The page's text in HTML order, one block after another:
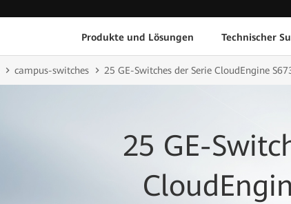
Produkte und Lösungen Technischer
campus-switches 25 GE-Switches der Serie CloudEngine
25 GE-